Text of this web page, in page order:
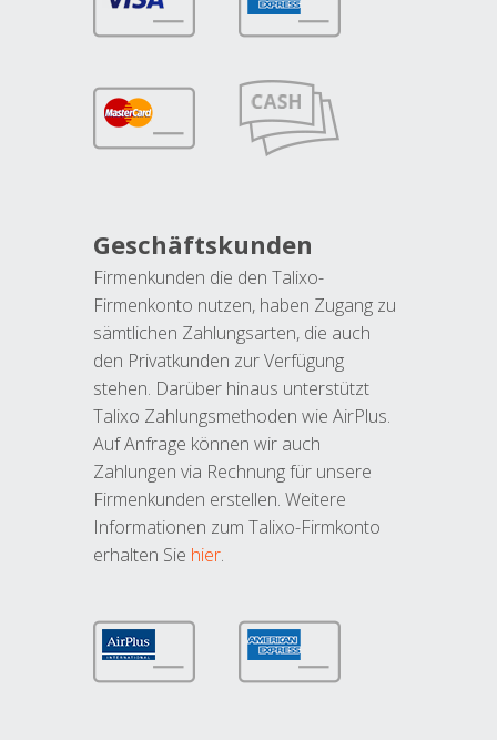
Geschäftskunden
Firmenkunden die den Talixo-
Firmenkonto nutzen, haben Zugang zu
sämtlichen Zahlungsarten, die auch
den Privatkunden zur Verfügung
stehen. Darüber hinaus unterstützt
Talixo Zahlungsmethoden wie AirPlus.
Auf Anfrage können wir auch
Zahlungen via Rechnung für unsere
Firmenkunden erstellen. Weitere
Informationen zum Talixo-Firmkonto
erhalten Sie hier.